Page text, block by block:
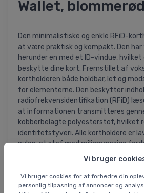
Vi bruger
Vi bruger cookies for at forbedre din
personlig tilpasning af annoncer og
Wallet, blommerød
Den minimalistiske og enkle RFiD-
at være praktisk og kompakt. Den
herunder en med et ID-vindue,
beskytte dine kort. Fremstillet af
kortholderen både holdbar, let og
for elementerne. Den beskytter
radiofrekvensidentifikation (RFiD)
at informationen transmitteres
kobberbelagte polyesterstof, hvilket
identitetstyveri. Alle kortholdere er
nylon, et stof med miljømæssige
kompromis med holdbarhed eller stil.
Specifikationer og features:
- 4 kortlommer, inkl. 1 med ID-vindue